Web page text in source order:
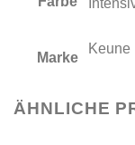
Marke
Keune
ÄHNLICHE